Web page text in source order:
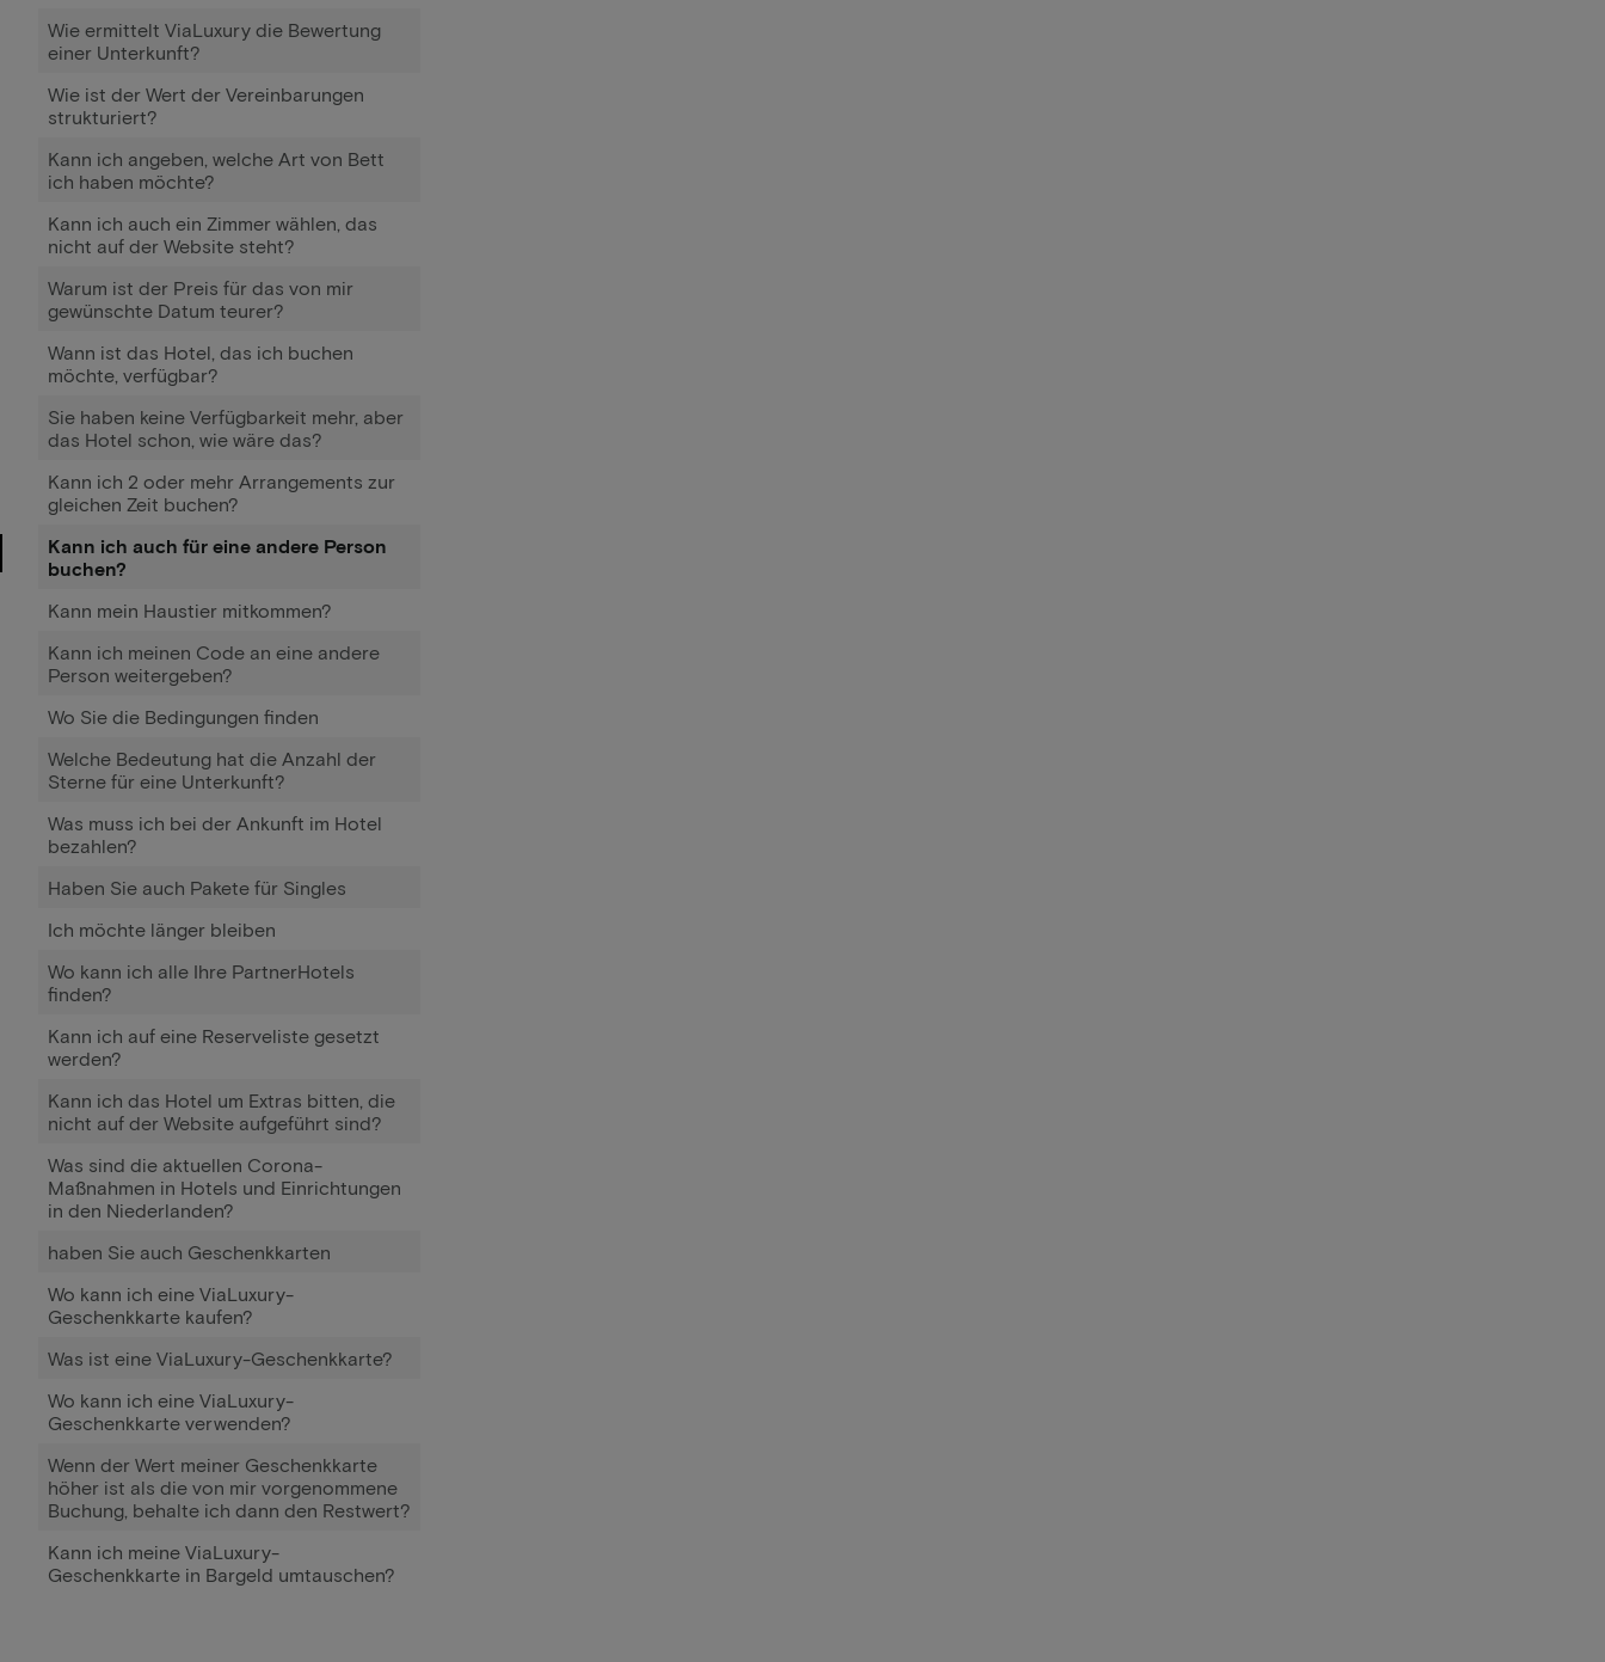
Wie ermittelt ViaLuxury die Bewertung
einer Unterkunft?
Wie ist der Wert der Vereinbarungen
strukturiert?
Kann ich angeben, welche Art von Bett
ich haben möchte?
Kann ich auch ein Zimmer wählen, das
nicht auf der Website steht?
Warum ist der Preis für das von mir
gewünschte Datum teurer?
Wann ist das Hotel, das ich buchen
möchte, verfügbar?
Sie haben keine Verfügbarkeit mehr, aber
das Hotel schon, wie wäre das?
Kann ich 2 oder mehr Arrangements zur
gleichen Zeit buchen?
Kann ich auch für eine andere Person
buchen?
Kann mein Haustier mitkommen?
Kann ich meinen Code an eine andere
Person weitergeben?
Wo Sie die Bedingungen finden
Welche Bedeutung hat die Anzahl der
Sterne für eine Unterkunft?
Was muss ich bei der Ankunft im Hotel
bezahlen?
Haben Sie auch Pakete für Singles
Ich möchte länger bleiben
Wo kann ich alle Ihre PartnerHotels
finden?
Kann ich auf eine Reserveliste gesetzt
werden?
Kann ich das Hotel um Extras bitten, die
nicht auf der Website aufgeführt sind?
Was sind die aktuellen Corona-
Maßnahmen in Hotels und Einrichtungen
in den Niederlanden?
haben Sie auch Geschenkkarten
Wo kann ich eine ViaLuxury-
Geschenkkarte kaufen?
Was ist eine ViaLuxury-Geschenkkarte?
Wo kann ich eine ViaLuxury-
Geschenkkarte verwenden?
Wenn der Wert meiner Geschenkkarte
höher ist als die von mir vorgenommene
Buchung, behalte ich dann den Restwert?
Kann ich meine ViaLuxury-
Geschenkkarte in Bargeld umtauschen?